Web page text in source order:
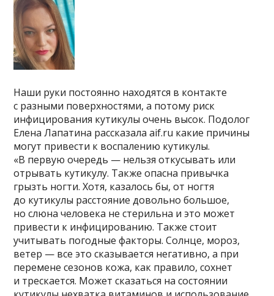
Наши руки постоянно находятся в контакте
с разными поверхностями, а потому риск
инфицирования кутикулы очень высок. Подолог
Елена Лапатина рассказала aif.ru какие причины
могут привести к воспалению кутикулы.
«В первую очередь — нельзя откусывать или
отрывать кутикулу. Также опасна привычка
грызть ногти. Хотя, казалось бы, от ногтя
до кутикулы расстояние довольно большое,
но слюна человека не стерильна и это может
привести к инфицированию. Также стоит
учитывать погодные факторы. Солнце, мороз,
ветер — все это сказывается негативно, а при
перемене сезонов кожа, как правило, сохнет
и трескается. Может сказаться на состоянии